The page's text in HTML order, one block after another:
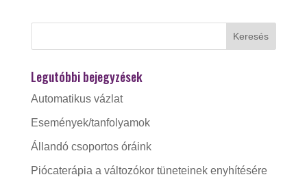
Legutóbbi bejegyzések
Automatikus vázlat
Események/tanfolyamok
Állandó csoportos óráink
Piócaterápia a változókor tüneteinek enyhítésére